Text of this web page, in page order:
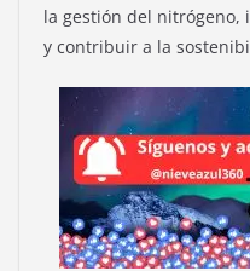
la gestión del
y contribuir a la